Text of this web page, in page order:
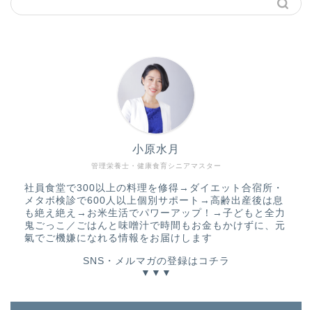
管理栄養士・健康食育シニアマスター
小原水月
社員食堂で300以上の料理を修得→ダイエット合宿所・
メタボ検診で600人以上個別サポート→高齢出産後は息
も絶え絶え→お米生活でパワーアップ！→子どもと全力
鬼ごっこ／ごはんと味噌汁で時間もお金もかけずに、元
氣でご機嫌になれる情報をお届けします
SNS・メルマガの登録はコチラ
▼▼▼